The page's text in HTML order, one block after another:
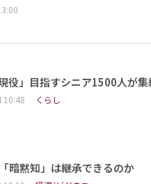
役」目指すシニア1500人が
10:48 くらし
暗黙知」は継承できるのか